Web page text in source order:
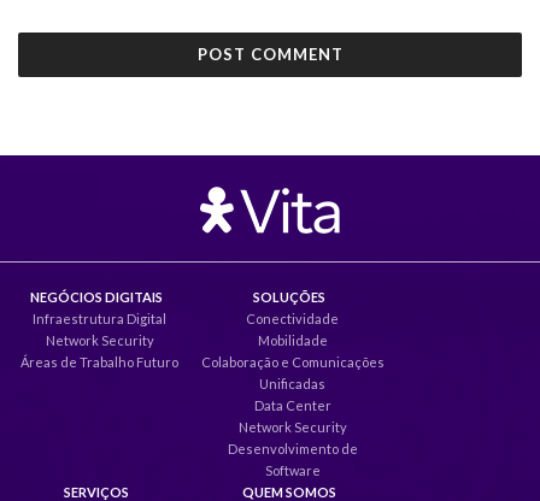
NEGÓCIOS DIGITAIS
Infraestrutura Digital
Network Security
Áreas de Trabalho Futuro
SOLUÇÕES
Conectividade
Mobilidade
Colaboração e Comunicações
Unificadas
Data Center
Network Security
Desenvolvimento de
Software
SERVIÇOS
QUEM SOMOS